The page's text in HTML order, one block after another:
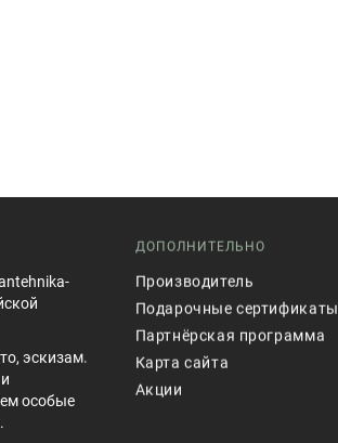
эскизам.
особые
ДОПОЛНИТЕЛЬНО
Производитель
Подарочные сертификаты
Партнёрская программа
Карта сайта
Акции